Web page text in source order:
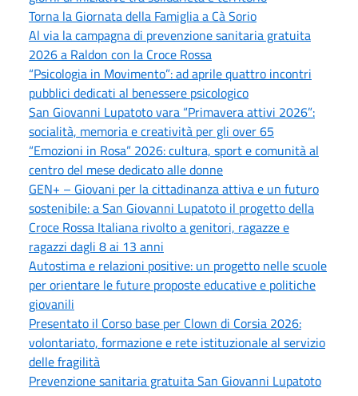
Torna la Giornata della Famiglia a Cà Sorio
Al via la campagna di prevenzione sanitaria gratuita
2026 a Raldon con la Croce Rossa
“Psicologia in Movimento”: ad aprile quattro incontri
pubblici dedicati al benessere psicologico
San Giovanni Lupatoto vara “Primavera attivi 2026”:
socialità, memoria e creatività per gli over 65
“Emozioni in Rosa” 2026: cultura, sport e comunità al
centro del mese dedicato alle donne
GEN+ – Giovani per la cittadinanza attiva e un futuro
sostenibile: a San Giovanni Lupatoto il progetto della
Croce Rossa Italiana rivolto a genitori, ragazze e
ragazzi dagli 8 ai 13 anni
Autostima e relazioni positive: un progetto nelle scuole
per orientare le future proposte educative e politiche
giovanili
Presentato il Corso base per Clown di Corsia 2026:
volontariato, formazione e rete istituzionale al servizio
delle fragilità
Prevenzione sanitaria gratuita San Giovanni Lupatoto